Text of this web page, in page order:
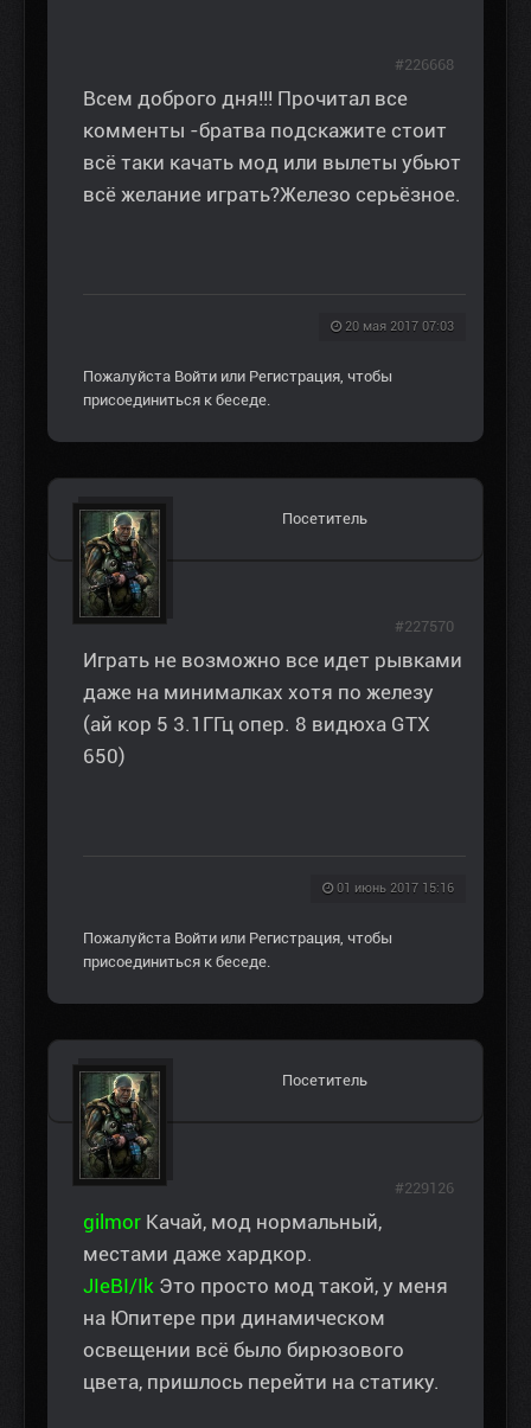
Всем доброго дня!!! Прочитал все
комменты -братва подскажите стоит
всё таки качать мод или вылеты убьют
всё желание играть?Железо серьёзное.
20 мая 2017 07:03
#226668
Пожалуйста Войти или Регистрация, чтобы
присоединиться к беседе.
Посетитель
Играть не возможно все идет рывками
даже на минималках хотя по железу
(ай кор 5 3.1ГГц опер. 8 видюха GTX
650)
01 июнь 2017 15:16
#227570
Пожалуйста Войти или Регистрация, чтобы
присоединиться к беседе.
Посетитель
gilmor Качай, мод нормальный,
местами даже хардкор.
JIeBI/Ik Это просто мод такой, у меня
на Юпитере при динамическом
освещении всё было бирюзового
цвета, пришлось перейти на статику.
#229126